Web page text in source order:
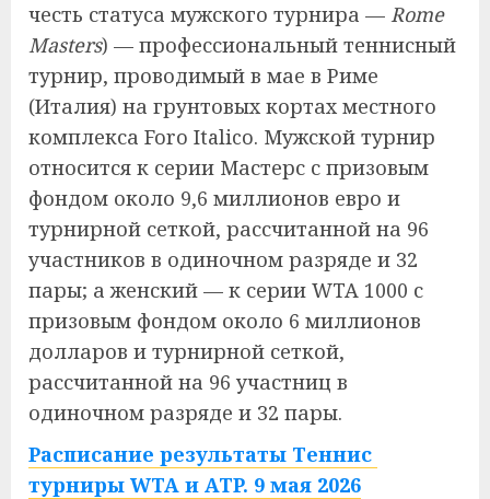
честь статуса мужского турнира — Rome
Masters) — профессиональный теннисный
турнир, проводимый в мае в Риме
(Италия) на грунтовых кортах местного
комплекса Foro Italico. Мужской турнир
относится к серии Мастерс с призовым
фондом около 9,6 миллионов евро и
турнирной сеткой, рассчитанной на 96
участников в одиночном разряде и 32
пары; а женский — к серии WTA 1000 с
призовым фондом около 6 миллионов
долларов и турнирной сеткой,
рассчитанной на 96 участниц в
одиночном разряде и 32 пары.
Расписание результаты Теннис
турниры WTA и ATP. 9 мая 2026